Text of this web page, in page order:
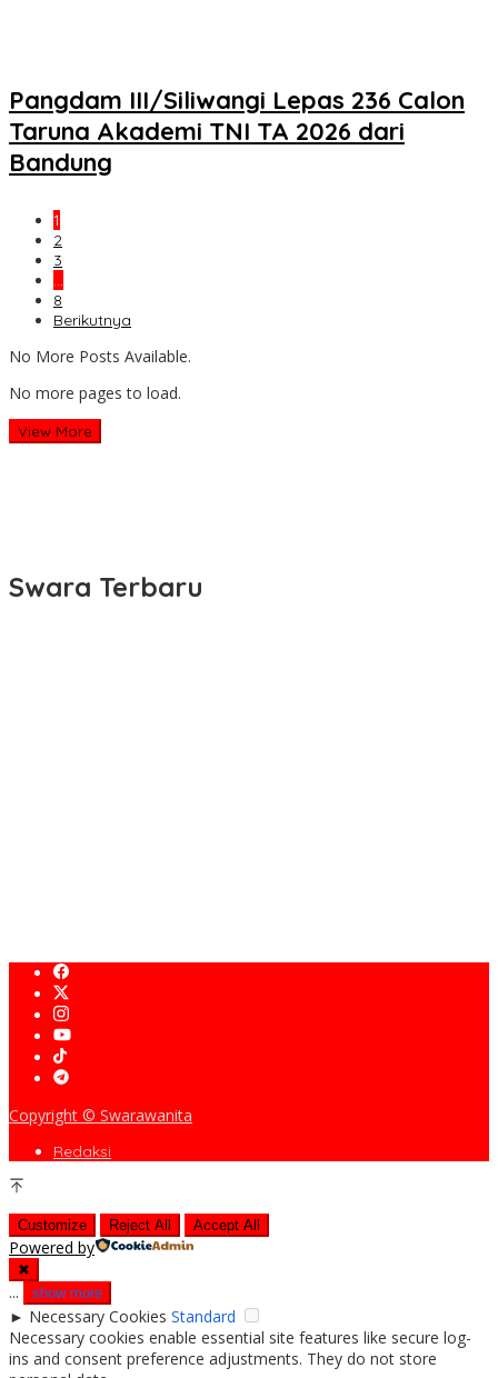
Pangdam III/Siliwangi Lepas 236 Calon
Taruna Akademi TNI TA 2026 dari
Bandung
1
2
3
…
8
Berikutnya
No More Posts Available.
No more pages to load.
View More
Swara Terbaru
Copyright © Swarawanita
Redaksi
Customize Reject All Accept All
Powered by
✖
... show more
► Necessary Cookies Standard
Necessary cookies enable essential site features like secure log-
ins and consent preference adjustments. They do not store